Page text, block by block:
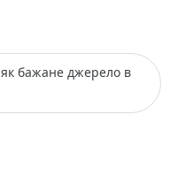
як бажане джерело в